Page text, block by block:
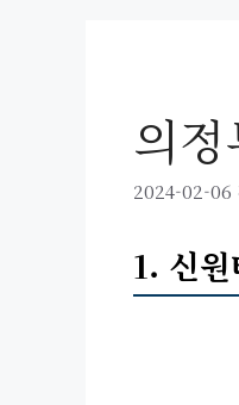
의
2024-02-06
1. 신